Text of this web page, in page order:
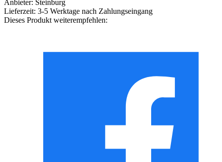
Anbieter: Steinburg
Lieferzeit: 3-5 Werktage nach Zahlungseingang
Dieses Produkt weiterempfehlen: